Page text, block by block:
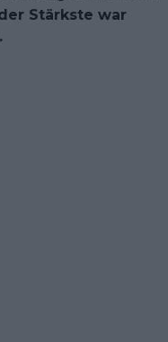
Stärkste war